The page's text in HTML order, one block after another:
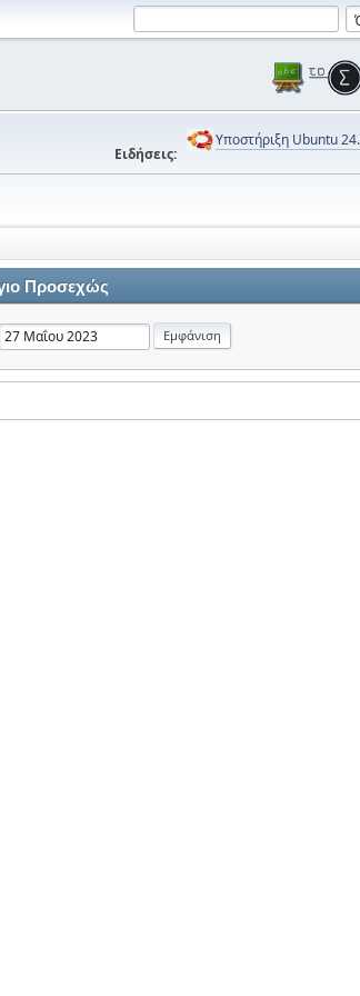
Ειδήσεις:
Υποστήριξη Ubuntu
Προσεχώς